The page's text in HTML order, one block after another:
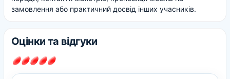
замовлення або практичний досвід інших учасників.
Оцінки та відгуки